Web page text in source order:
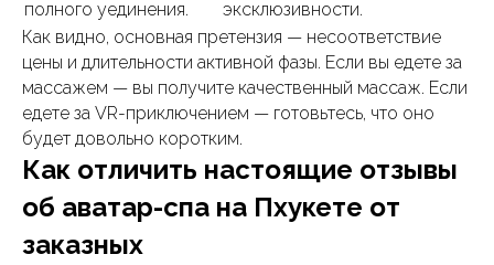
полного уединения.
эксклюзивности.
Как видно, основная претензия — несоответствие
цены и длительности активной фазы. Если вы едете за
массажем — вы получите качественный массаж. Если
едете за VR-приключением — готовьтесь, что оно
будет довольно коротким.
Как отличить настоящие отзывы
об аватар-спа на Пхукете от
заказных